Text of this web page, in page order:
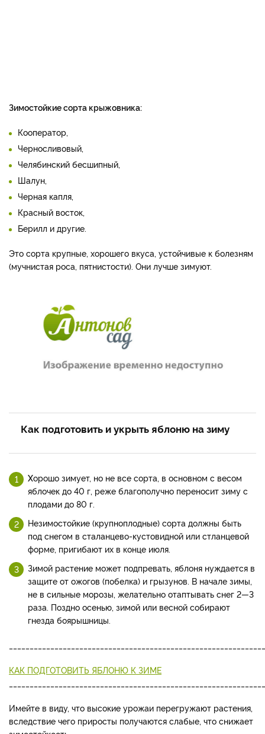
Зимостойкие сорта крыжовника:
Кооператор,
Черносливовый,
Челябинский бесшипный,
Шалун,
Черная ка­пля,
Красный восток,
Берилл и другие.
Это сорта круп­ные, хорошего вкуса, устойчи­вые к болезням
(мучнистая ро­са, пятнистости). Они лучше зимуют.
Как подготовить и укрыть яблоню на зиму
Хорошо зимует, но не все сорта, в основном с весом
яблочек до 40 г, реже благополучно переносит зи­му с
плодами до 80 г.
Незимо­стойкие (крупноплодные) сор­та должны быть
под снегом в сталанцево-кустовидной или стланцевой
форме, пригибают их в конце июля.
Зимой растение может по­дпревать, яблоня нуждается в
защите от ожогов (побелка) и грызунов. В начале зимы,
не в сильные морозы, желательно от­аптывать снег 2—3
раза. Поздно осенью, зимой или весной собирают
гнезда боярышницы.
КАК ПОДГОТОВИТЬ ЯБЛОНЮ К ЗИМЕ
Имейте в виду, что высокие урожаи перегружают растения,
вследствие чего приросты получаются слабые, что снижает